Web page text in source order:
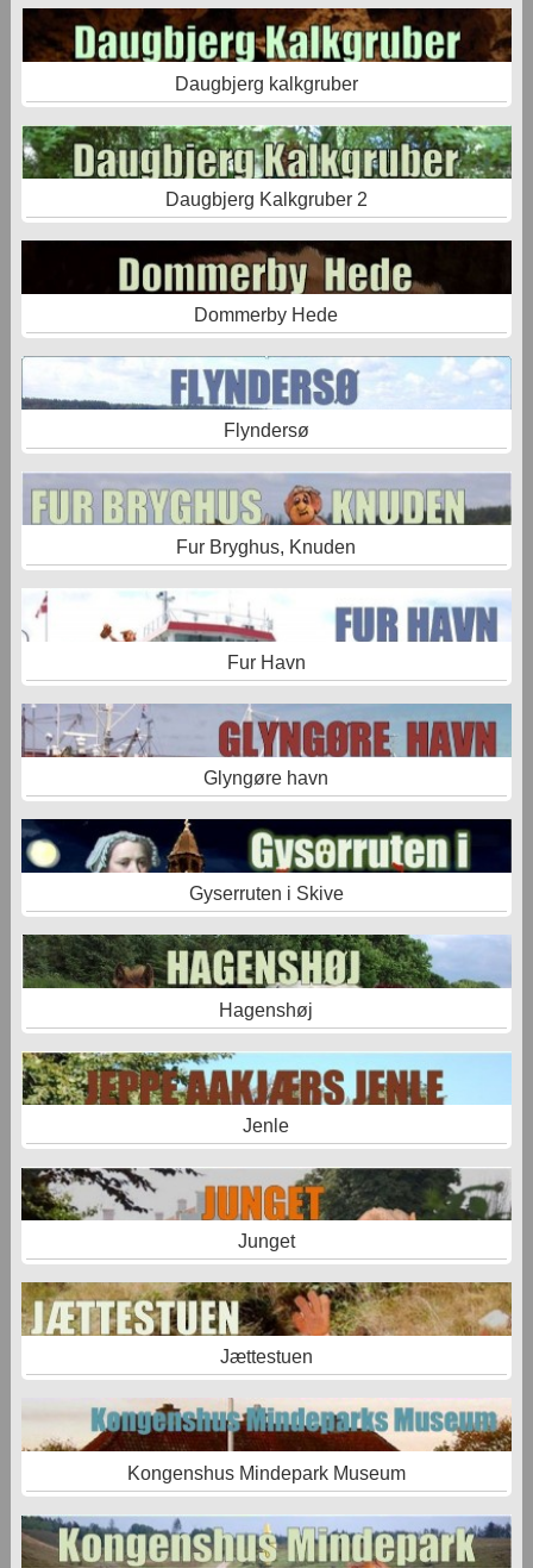
Daugbjerg kalkgruber
Daugbjerg Kalkgruber 2
Dommerby Hede
Flyndersø
Fur Bryghus, Knuden
Fur Havn
Glyngøre havn
Gyserruten i Skive
Hagenshøj
Jenle
Junget
Jættestuen
Kongenshus Mindepark Museum